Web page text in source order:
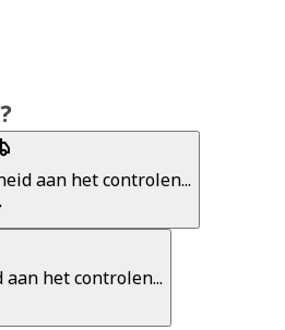
aan het controlen...
het controlen...